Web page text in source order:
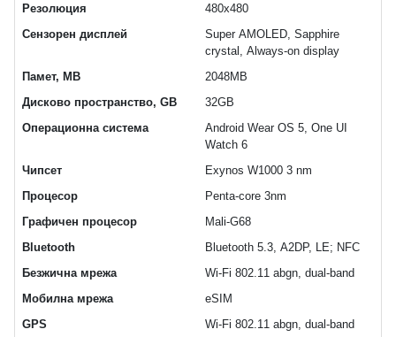
Резолюция
480x480
Сензорен дисплей
Super AMOLED, Sapphire
crystal, Always-on display
Памет, MB
2048MB
Дисково пространство, GB
32GB
Операционна система
Android Wear OS 5, One UI
Watch 6
Чипсет
Exynos W1000 3 nm
Процесор
Penta-core 3nm
Графичен процесор
Mali-G68
Bluetooth
Bluetooth 5.3, A2DP, LE; NFC
Безжична мрежа
Wi-Fi 802.11 abgn, dual-band
Мобилна мрежа
eSIM
GPS
Wi-Fi 802.11 abgn, dual-band